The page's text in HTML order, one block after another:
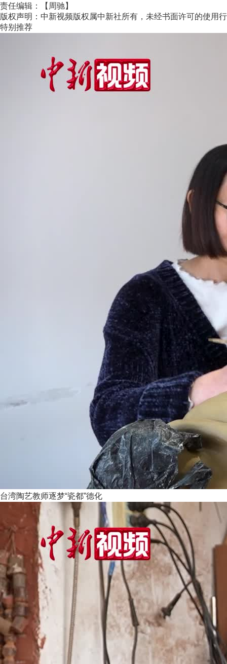
责任编辑：【周驰】
版权声明：中新视频版权属中新社所有，未经书面许可的使用
特别推荐
台湾陶艺教师逐梦“瓷都”德化